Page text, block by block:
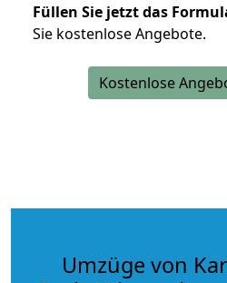
Füllen Sie jetzt das
Sie kostenlose Angebote.
Kostenlose
Umzüge von